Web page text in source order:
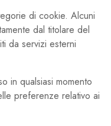
di cookie. Alcuni
dal titolare del
da servizi esterni
in qualsiasi momento
preferenze relativo ai